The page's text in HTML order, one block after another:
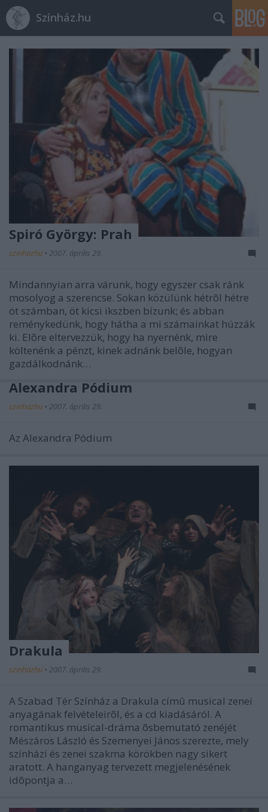
Színház.hu
Spiró György: Prah
szinhazhu • 2007. április 29.
Mindannyian arra várunk, hogy egyszer csak ránk
mosolyog a szerencse. Sokan közülünk hétrõl hétre
öt számban, öt kicsi ikszben bízunk; és abban
reménykedünk, hogy hátha a mi számainkat húzzák
ki. Elõre eltervezzük, hogy ha nyernénk, mire
költenénk a pénzt, kinek adnánk belõle, hogyan
gazdálkodnánk…
Alexandra Pódium
szinhazhu • 2007. április 29.
Az Alexandra Pódium
Drakula
szinhazhu • 2007. április 29.
A Szabad Tér Színház a Drakula címû musical zenei
anyagának felvételeirõl, és a cd kiadásáról. A
romantikus musical-dráma õsbemutató zenéjét
Mészáros László és Szemenyei János szerezte, mely
színházi és zenei szakma körökben nagy sikert
aratott. A hanganyag tervezett megjelenésének
idõpontja a…